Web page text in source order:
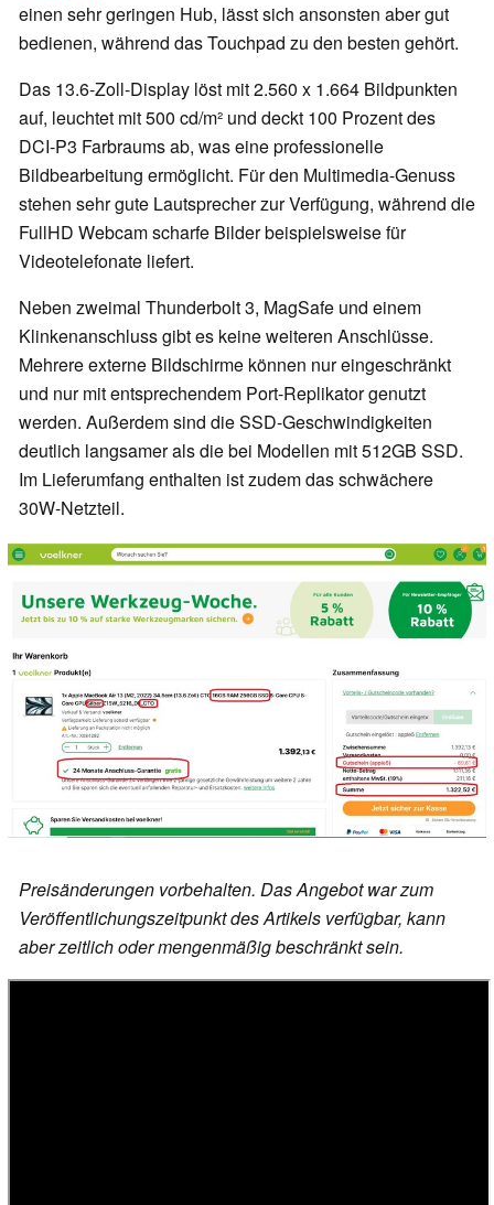
einen sehr geringen Hub, lässt sich ansonsten aber gut
bedienen, während das Touchpad zu den besten gehört.
Das 13.6-Zoll-Display löst mit 2.560 x 1.664 Bildpunkten
auf, leuchtet mit 500 cd/m² und deckt 100 Prozent des
DCI-P3 Farbraums ab, was eine professionelle
Bildbearbeitung ermöglicht. Für den Multimedia-Genuss
stehen sehr gute Lautsprecher zur Verfügung, während die
FullHD Webcam scharfe Bilder beispielsweise für
Videotelefonate liefert.
Neben zweimal Thunderbolt 3, MagSafe und einem
Klinkenanschluss gibt es keine weiteren Anschlüsse.
Mehrere externe Bildschirme können nur eingeschränkt
und nur mit entsprechendem Port-Replikator genutzt
werden. Außerdem sind die SSD-Geschwindigkeiten
deutlich langsamer als die bei Modellen mit 512GB SSD.
Im Lieferumfang enthalten ist zudem das schwächere
30W-Netzteil.
Preisänderungen vorbehalten. Das Angebot war zum
Veröffentlichungszeitpunkt des Artikels verfügbar, kann
aber zeitlich oder mengenmäßig beschränkt sein.